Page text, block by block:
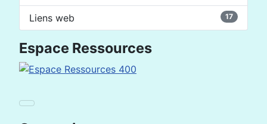
Espace Ressources
Liens web 17